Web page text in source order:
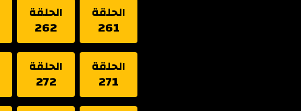
الحلقة
261
الحلقة
262
الحلقة
271
الحلقة
272